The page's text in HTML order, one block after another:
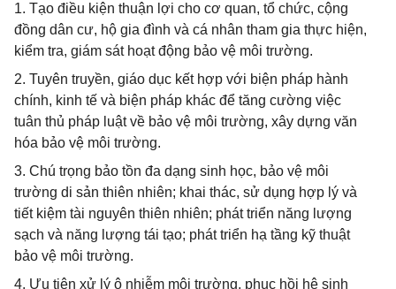
1. Tạo điều kiện thuận lợi cho cơ quan, tổ chức, cộng
đồng dân cư, hộ gia đình và cá nhân tham gia thực hiện,
kiểm tra, giám sát hoạt động bảo vệ môi trường.
2. Tuyên truyền, giáo dục kết hợp với biện pháp hành
chính, kinh tế và biện pháp khác để tăng cường việc
tuân thủ pháp luật về bảo vệ môi trường, xây dựng văn
hóa bảo vệ môi trường.
3. Chú trọng bảo tồn đa dạng sinh học, bảo vệ môi
trường di sản thiên nhiên; khai thác, sử dụng hợp lý và
tiết kiệm tài nguyên thiên nhiên; phát triển năng lượng
sạch và năng lượng tái tạo; phát triển hạ tầng kỹ thuật
bảo vệ môi trường.
4. Ưu tiên xử lý ô nhiễm môi trường, phục hồi hệ sinh